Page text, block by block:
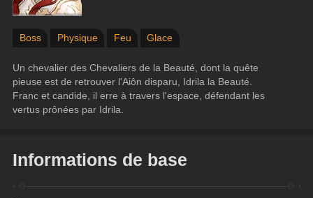
Boss Physique Feu Glace
Un chevalier des Chevaliers de la Beauté, dont la quête
pieuse est de retrouver l'Aiôn disparu, Idrila la Beauté.
Franc et candide, il erre à travers l'espace, défendant les
vertus prônées par Idrila.
Informations de base